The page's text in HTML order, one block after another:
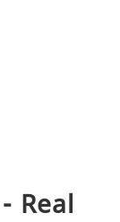
Real